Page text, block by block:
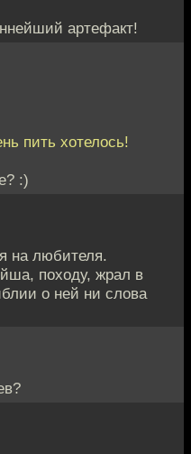
артефакт!
пить хотелось!
:)
на любителя.
походу, жрал в
о ней ни слова